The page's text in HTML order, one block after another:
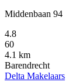
Middenbaan 94
4.8
60
4.1 km
Barendrecht
Delta Makelaars